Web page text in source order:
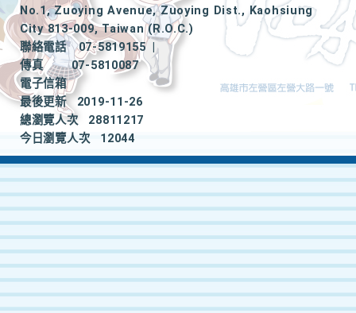
No.1, Zuoying Avenue, Zuoying Dist., Kaohsiung
City 813-009, Taiwan (R.O.C.)
聯絡電話
07-5819155
|
傳真
07-5810087
電子信箱
最後更新
2019-11-26
總瀏覽人次
28811217
今日瀏覽人次
12044